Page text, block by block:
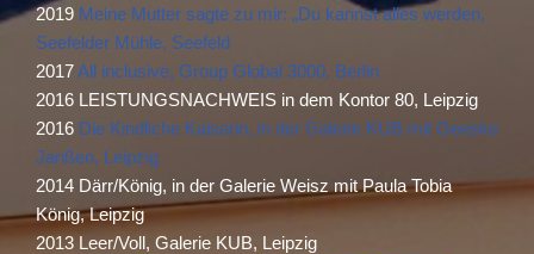
2019 Meine Mutter sagte zu mir: „Du kannst alles werden,
Seefelder Mühle, Seefeld
2017All inclusive, Group Global 3000, Berlin
2016 LEISTUNGSNACHWEIS in dem Kontor 80, Leipzig
2016 Die Kindliche Kaiserin, in der Galerie KUB mit Geeske
Janßen, Leipzig
2014 Därr/König, in der Galerie Weisz mit Paula Tobia
König, Leipzig
2013 Leer/Voll, Galerie KUB, Leipzig